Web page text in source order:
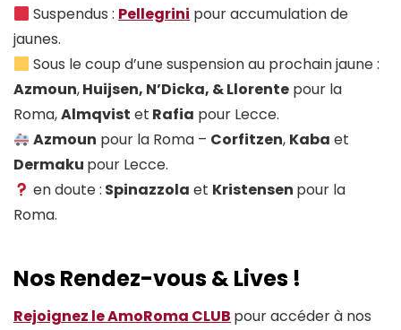
Suspendus : Pellegrini pour accumulation de
jaunes.
Sous le coup d’une suspension au prochain jaune :
Azmoun,Huijsen, N’Dicka, & Llorente pour la
Roma,Almqvist et Rafia pour Lecce.
Azmoun pour la Roma – Corfitzen, Kaba et
Dermaku pour Lecce.
en doute : Spinazzola et Kristensen pour la
Roma.
Nos Rendez-vous & Lives !
Rejoignez le AmoRoma CLUB pour accéder à nos